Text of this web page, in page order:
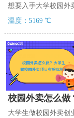
想要入手大学校园外
指导和运营管理，手
温度：5169 ℃
校园外卖怎么做
大学生做校园外卖创